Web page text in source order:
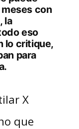
con
la
eso
lo critique,
para
X
que